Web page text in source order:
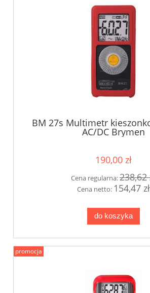
BM 27s Multimetr
AC/DC Brymen
190,00 zł
Cena regularna:238,62
Cena netto: 154,47 zł
do koszyka
promocja